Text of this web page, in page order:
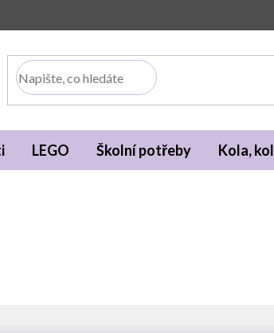
LEGO Školní potřeby Kola,